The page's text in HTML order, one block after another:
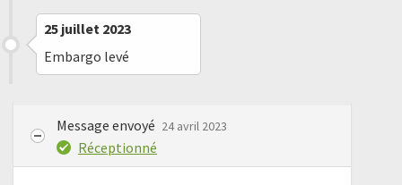
25 juillet 2023
Embargo levé
Message envoyé 24 avril 2023
Réceptionné